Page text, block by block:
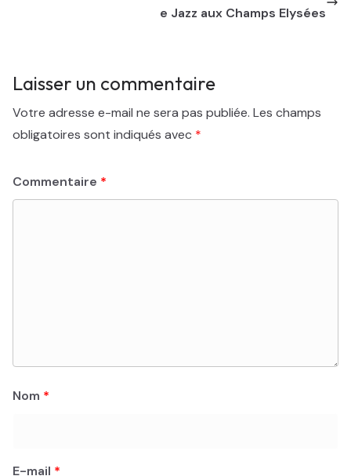
e Jazz aux Champs Elysées
Laisser un commentaire
Votre adresse e-mail ne sera pas publiée. Les champs
obligatoires sont indiqués avec *
Commentaire *
Nom *
E-mail *